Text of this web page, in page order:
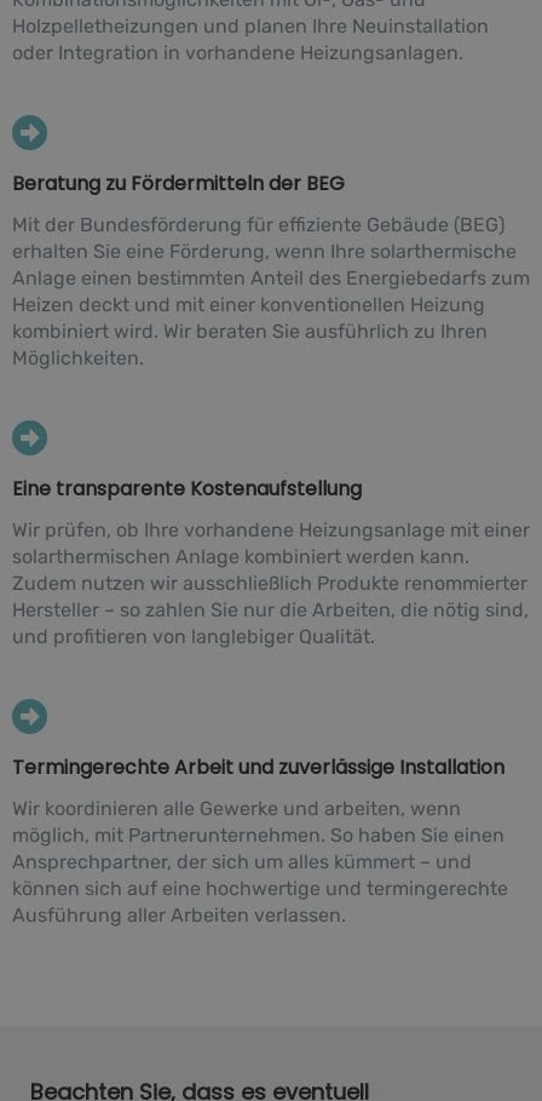
Holzpelletheizungen und planen Ihre Neuinstallation
oder Integration in vorhandene Heizungsanlagen.
Beratung zu Fördermitteln der BEG
Mit der Bundesförderung für effiziente Gebäude (BEG)
erhalten Sie eine Förderung, wenn Ihre solarthermische
Anlage einen bestimmten Anteil des Energiebedarfs zum
Heizen deckt und mit einer konventionellen Heizung
kombiniert wird. Wir beraten Sie ausführlich zu Ihren
Möglichkeiten.
Eine transparente Kostenaufstellung
Wir prüfen, ob Ihre vorhandene Heizungsanlage mit einer
solarthermischen Anlage kombiniert werden kann.
Zudem nutzen wir ausschließlich Produkte renommierter
Hersteller – so zahlen Sie nur die Arbeiten, die nötig sind,
und profitieren von langlebiger Qualität.
Termingerechte Arbeit und zuverlässige Installation
Wir koordinieren alle Gewerke und arbeiten, wenn
möglich, mit Partnerunternehmen. So haben Sie einen
Ansprechpartner, der sich um alles kümmert – und
können sich auf eine hochwertige und termingerechte
Ausführung aller Arbeiten verlassen.
Beachten Sie, dass es eventuell